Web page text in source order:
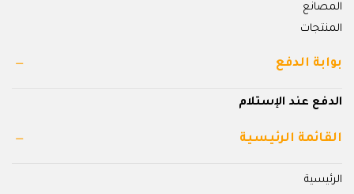
المصانع
المنتجات
بوابة الدفع
الدفع عند الإستلام
القائمة الرئيسية
الرئيسية